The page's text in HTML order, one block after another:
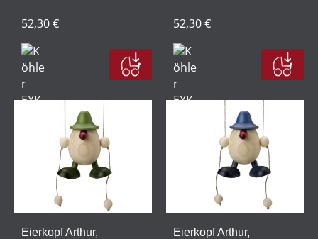
52,30 € 52,30 €
Eierkopf Arthur,
Eierkopf Arthur,